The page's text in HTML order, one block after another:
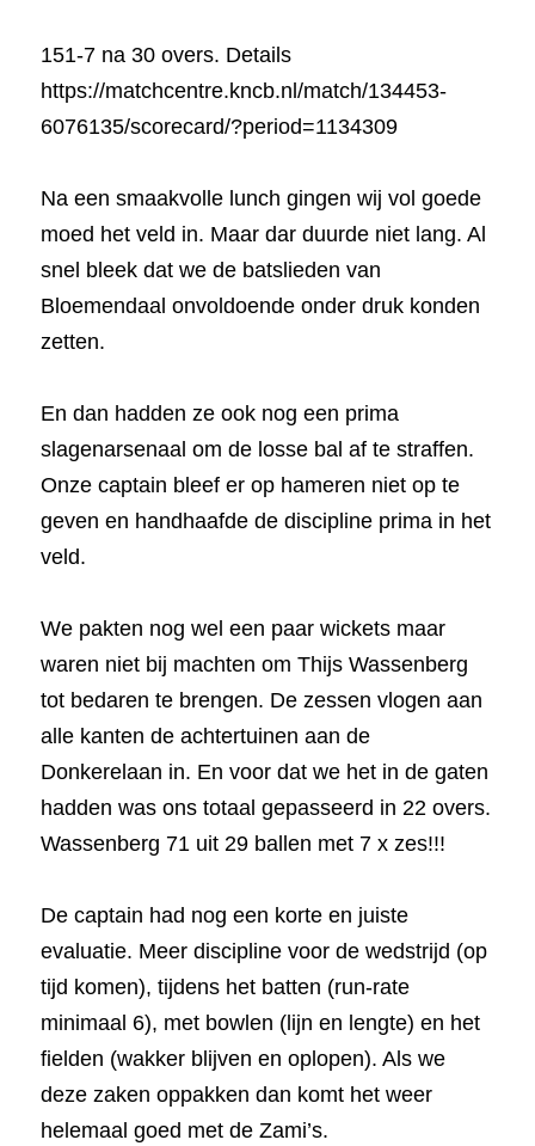
151-7 na 30 overs. Details
https://matchcentre.kncb.nl/match/134453-
6076135/scorecard/?period=1134309
Na een smaakvolle lunch gingen wij vol goede
moed het veld in. Maar dar duurde niet lang. Al
snel bleek dat we de batslieden van
Bloemendaal onvoldoende onder druk konden
zetten.
En dan hadden ze ook nog een prima
slagenarsenaal om de losse bal af te straffen.
Onze captain bleef er op hameren niet op te
geven en handhaafde de discipline prima in het
veld.
We pakten nog wel een paar wickets maar
waren niet bij machten om Thijs Wassenberg
tot bedaren te brengen. De zessen vlogen aan
alle kanten de achtertuinen aan de
Donkerelaan in. En voor dat we het in de gaten
hadden was ons totaal gepasseerd in 22 overs.
Wassenberg 71 uit 29 ballen met 7 x zes!!!
De captain had nog een korte en juiste
evaluatie. Meer discipline voor de wedstrijd (op
tijd komen), tijdens het batten (run-rate
minimaal 6), met bowlen (lijn en lengte) en het
fielden (wakker blijven en oplopen). Als we
deze zaken oppakken dan komt het weer
helemaal goed met de Zami’s.